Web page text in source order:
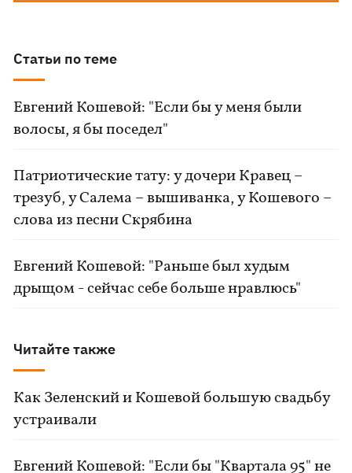
Статьи по теме
Евгений Кошевой: "Если бы у меня были
волосы, я бы поседел"
Патриотические тату: у дочери Кравец –
трезуб, у Салема – вышиванка, у Кошевого –
слова из песни Скрябина
Евгений Кошевой: "Раньше был худым
дрыщом - сейчас себе больше нравлюсь"
Читайте также
Как Зеленский и Кошевой большую свадьбу
устраивали
Евгений Кошевой: "Если бы "Квартала 95" не